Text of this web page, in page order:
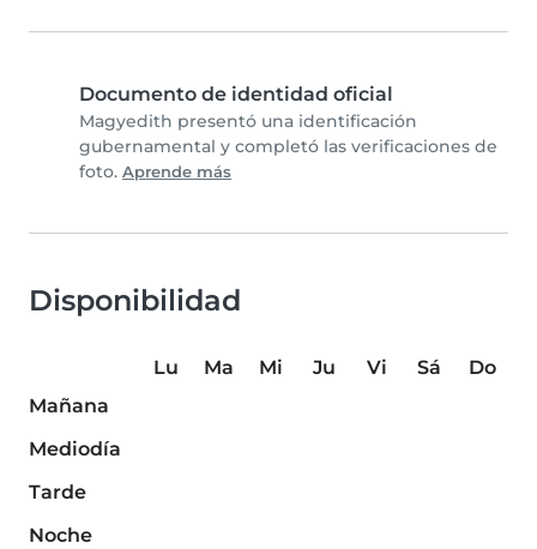
Documento de identidad oficial
Magyedith presentó una identificación
gubernamental y completó las verificaciones de
foto. Aprende más
Disponibilidad
Lu Ma Mi Ju Vi Sá
Do
Mañana
Mediodía
Tarde
Noche